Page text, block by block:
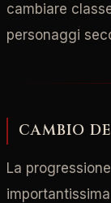
cambiare
personaggi
CAMBIO
La